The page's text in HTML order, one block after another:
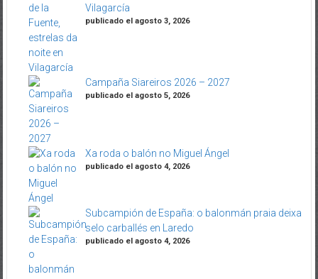
Vilagarcía
publicado el agosto 3, 2026
Campaña Siareiros 2026 – 2027
publicado el agosto 5, 2026
Xa roda o balón no Miguel Ángel
publicado el agosto 4, 2026
Subcampión de España: o balonmán praia deixa
selo carballés en Laredo
publicado el agosto 4, 2026